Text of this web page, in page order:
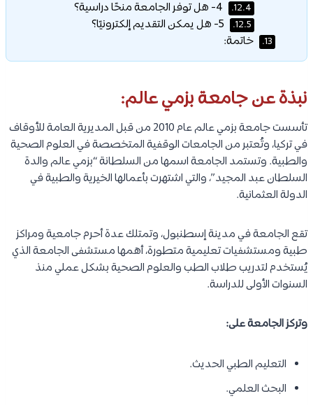
12.4.
12.5.
13. خاتمة:
نبذة عن جامعة بزمي عالم:
تأسست جامعة بزمي عالم عام 2010 من قبل المديرية العامة للأوقاف
في تركيا، وتُعتبر من الجامعات الوقفية المتخصصة في العلوم الصحية
والطبية. وتستمد الجامعة اسمها من السلطانة “بزمي عالم والدة
السلطان عبد المجيد”، والتي اشتهرت بأعمالها الخيرية والطبية في
الدولة العثمانية.
تقع الجامعة في مدينة إسطنبول، وتمتلك عدة أحرم جامعية ومراكز
طبية ومستشفيات تعليمية متطورة، أهمها مستشفى الجامعة الذي
يُستخدم لتدريب طلاب الطب والعلوم الصحية بشكل عملي منذ
السنوات الأولى للدراسة.
وتركز الجامعة على:
التعليم الطبي الحديث.
البحث العلمي.